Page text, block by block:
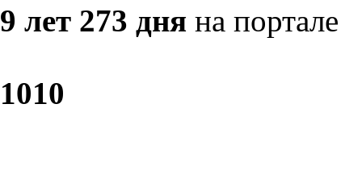
9 лет 273 дня на портале
1010